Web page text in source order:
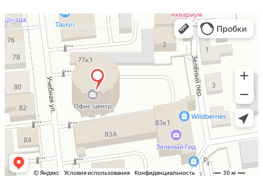
Омск
Учебная улица, 86 — Яндекс.Карты